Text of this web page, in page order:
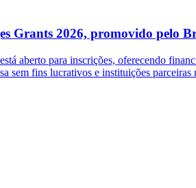
Grants 2026, promovido pelo
aberto para inscrições, oferecendo
sem fins lucrativos e instituições